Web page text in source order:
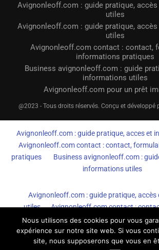
Avignonleoff.com : guide pratique,
utiles
Avignonleoff.com : guide pratique,
utiles
Avignonleoff.com contact : contact,
informations pratiques
Business avignonleoff.com : guide
informations utiles
Avignonleoff.com pour un prêt
@2023 - Tous droits réservés. Conçu et développé
Avignonleoff.com : guide pratique, acces et
Avignonleoff.com contact : contact,
pratiques
Business avignonleoff.com :
informations utiles
Avignonleoff.com : guide pratique,
utiles
Avignonleoff.com contact :
informations pratiques
Business
pratique, accès et informations
Nous utilisons des cookies pour vous
expérience sur notre site web. Si vous
site, nous supposerons que vous en